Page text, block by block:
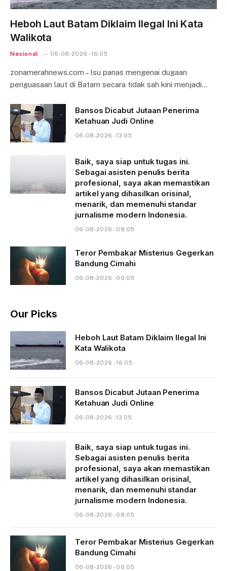
Heboh Laut Batam Diklaim Ilegal Ini Kata
Walikota
Nasional 06-08-2026 - 16.05
zonamerahnews.com – Isu panas mengenai dugaan
penguasaan laut di Batam secara tidak sah kini menjadi…
Bansos Dicabut Jutaan Penerima
Ketahuan Judi Online
06-08-2026 - 13.05
Baik, saya siap untuk tugas ini.
Sebagai asisten penulis berita
profesional, saya akan memastikan
artikel yang dihasilkan orisinal,
menarik, dan memenuhi standar
jurnalisme modern Indonesia.
06-08-2026 - 08.05
Teror Pembakar Misterius Gegerkan
Bandung Cimahi
06-08-2026 - 06.05
Our Picks
Heboh Laut Batam Diklaim Ilegal Ini
Kata Walikota
06-08-2026 - 16.05
Bansos Dicabut Jutaan Penerima
Ketahuan Judi Online
06-08-2026 - 13.05
Baik, saya siap untuk tugas ini.
Sebagai asisten penulis berita
profesional, saya akan memastikan
artikel yang dihasilkan orisinal,
menarik, dan memenuhi standar
jurnalisme modern Indonesia.
06-08-2026 - 08.05
Teror Pembakar Misterius Gegerkan
Bandung Cimahi
06-08-2026 - 06.05